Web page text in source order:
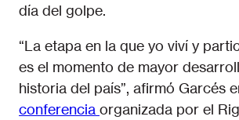
día del golpe.
“La etapa en la que yo viví y
es el momento de mayor
historia del país”, afirmó Garcés
conferencia organizada por el